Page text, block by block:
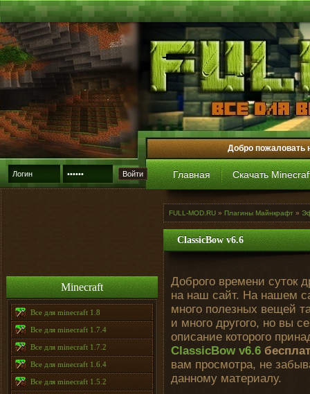
Войти
Добро пожаловать
Главная Скачать
Minecraft
Все для minecraft 1.8
Все для minecraft 1.7.4
Все для minecraft 1.7.2
Все для minecraft 1.6.4
Все для minecraft 1.5.2
FULL-MOD.RU » Плагины Майнкрафт »
ClassicBow v6.6
Доброго времени суток
на наш сайт. На нашем
много полезных вещей
и много другого, но вы
описание которого
ClassicBow v6.6
вам просмотра, не
данному материалу.